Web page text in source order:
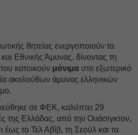
θητείας ενεργοποιούν τα
Εθνικής Άμυνας, δίνοντας τη
κατοικούν μόνιμα στο εξωτερικό
ακολούθων άμυνας ελληνικών
σε ΦΕΚ, καλύπτει 29
της Ελλάδας, από την Ουάσιγκτον,
έως το Τελ Αβίβ, τη Σεούλ και τα